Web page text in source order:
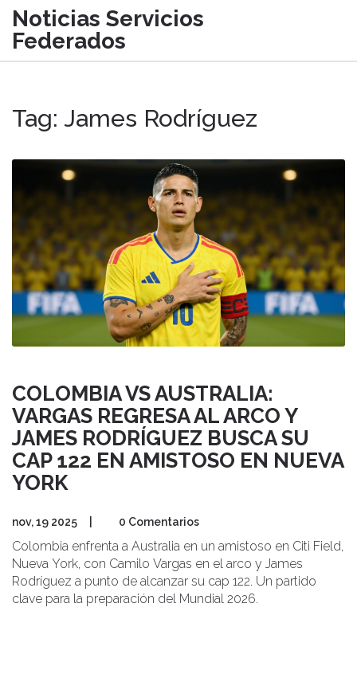
Noticias Servicios
Federados
Tag: James Rodríguez
COLOMBIA VS AUSTRALIA:
VARGAS REGRESA AL ARCO Y
JAMES RODRÍGUEZ BUSCA SU
CAP 122 EN AMISTOSO EN NUEVA
YORK
nov, 19 2025 0 Comentarios
Colombia enfrenta a Australia en un amistoso en Citi Field,
Nueva York, con Camilo Vargas en el arco y James
Rodríguez a punto de alcanzar su cap 122. Un partido
clave para la preparación del Mundial 2026.